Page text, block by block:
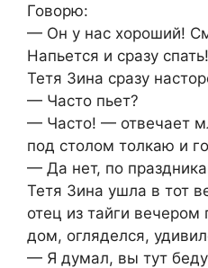
Говорю:
— Он у нас хороший!
Напьется и сразу спать!
Тетя Зина сразу
— Часто пьет?
— Часто! — отвечает
под столом толкаю и
— Да нет, по
Тетя Зина ушла в тот
отец из тайги
дом, огляделся,
— Я думал, вы тут